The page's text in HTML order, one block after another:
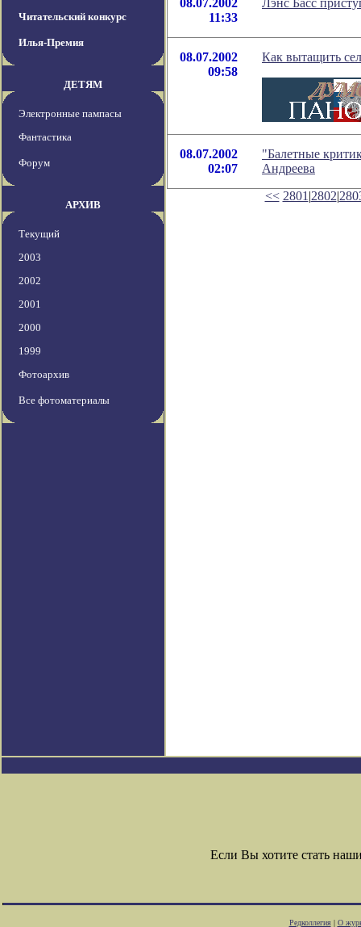
Читательский конкурс
Илья-Премия
ДЕТЯМ
Электронные пампасы
Фантастика
Форум
АРХИВ
Текущий
2003
2002
2001
2000
1999
Фотоархив
Все фотоматериалы
08.07.2002
11:33
Лэнс Басс
08.07.2002
09:58
Как вытащить
08.07.2002
02:07
"Балетные
Андреева
<< 2801 |2802|
Если Вы хотите стать
Редколлегия| О